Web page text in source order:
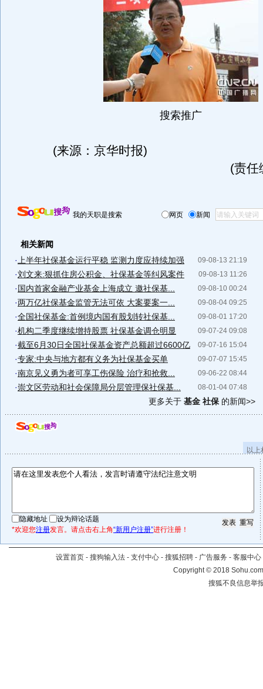
搜索推广
(来源：京华时报)
(责任
我的天职是搜索 网页 新闻
相关新闻
09-08-13 21:19
· 上半年社保基金运行平稳 监测力度应持续加强
09-08-13 11:26
·刘文来:狠抓住房公积金、社保基金等纠风案件
09-08-10 00:24
· 国内首家金融产业基金上海成立 邀社保基...
09-08-04 09:25
·两万亿社保基金监管无法可依 大案要案一...
09-08-01 17:20
·全国社保基金:首例境内国有股划转社保基...
09-07-24 09:08
·机构二季度继续增持股票 社保基金调仓明显
09-07-16 15:04
·截至6月30日全国社保基金资产总额超过6600亿
09-07-07 15:45
·专家:中央与地方都有义务为社保基金买单
09-06-22 08:44
·南京见义勇为者可享工伤保险 治疗和抢救...
08-01-04 07:48
·崇文区劳动和社会保障局分层管理保社保基...
更多关于 基金 社保 的新闻>>
以
隐藏地址
设为辩论话题
*欢迎您注册发言。请点击右上角“新用户注册”进行注册！
设置首页 - 搜狗输入法 - 支付中心 - 搜狐招聘 - 广告服务 - 客服中心
Copyright©2018
搜狐不良信息举